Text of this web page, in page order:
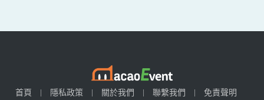
首頁 隱私政策 關於我們 聯繫我們 免責聲明